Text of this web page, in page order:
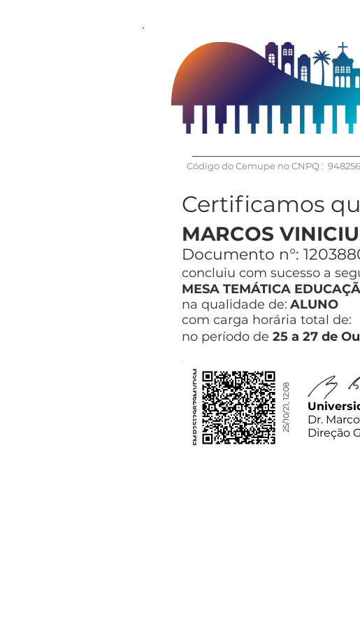
Código do Cemupe no CNPQ :
Certificamos
MARCOS
Documento n°:
concluiu com sucesso a
MESA TEMÁTICA
na qualidade de: ALUNO
com carga horária total de:
no período de 25 a 27 de
FMP25129879MVDSM 25/10/21, 12:08
Dr.
Direção